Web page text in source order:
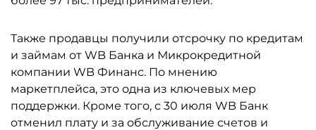
Также продавцы получили отсрочку по кредитам
и займам от WB Банка и Микрокредитной
компании WB Финанс. По мнению
маркетплейса, это одна из ключевых мер
поддержки. Кроме того, с 30 июля WB Банк
отменил плату и за обслуживание счетов и